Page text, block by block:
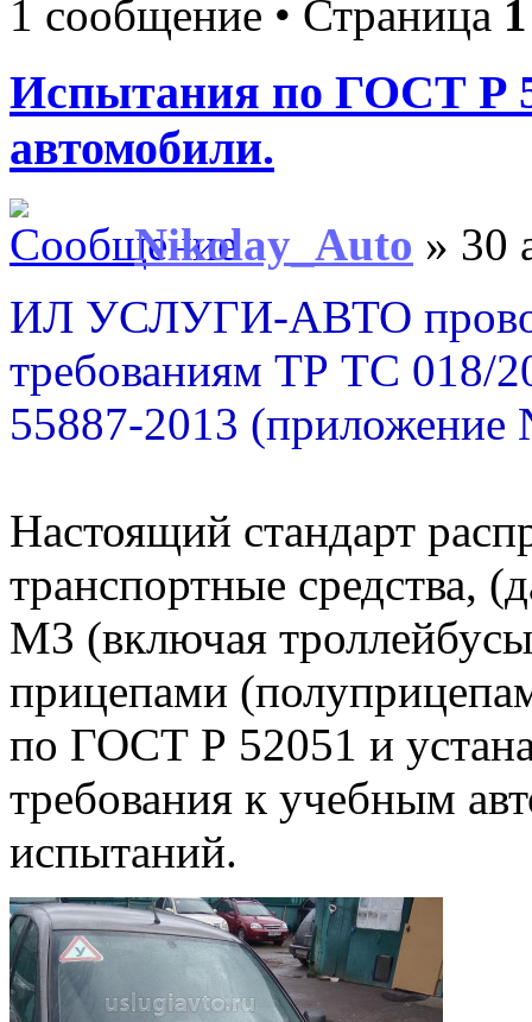
1 сообщение • Страница 1
Испытания по ГОСТ Р
автомобили.
Nikolay_Auto » 30
ИЛ УСЛУГИ-АВТО
требованиям ТР ТС 018/
55887-2013 (приложение
Настоящий стандарт
транспортные средства,
М3 (включая
прицепами
по ГОСТ Р 52051 и
требования к учебным
испытаний.